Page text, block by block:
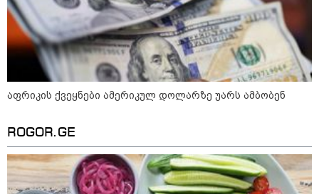
"მეც ერთ-ერთი მათგანი ვიყავი, ვინც
ლიფტში გაიჭედა" - ლევან მახაშვილი
16:37 / 06-08-2026
"აბსოლუტურად ყალბი
უარყოფითი გარემოა რუსი
ტურისტებისთვის" - პრემიერი
16:14 / 06-08-2026
აფრიკის ქვეყნები ამერიკულ დოლარზე უარს ამბობენ
ROGOR.GE